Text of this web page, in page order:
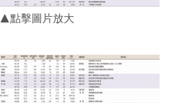
▲點擊圖片放大